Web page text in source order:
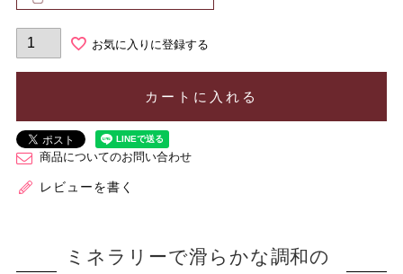
お気に入りに登録する
カートに入れる
商品についてのお問い合わせ
レビューを書く
ミネラリーで滑らかな調和の